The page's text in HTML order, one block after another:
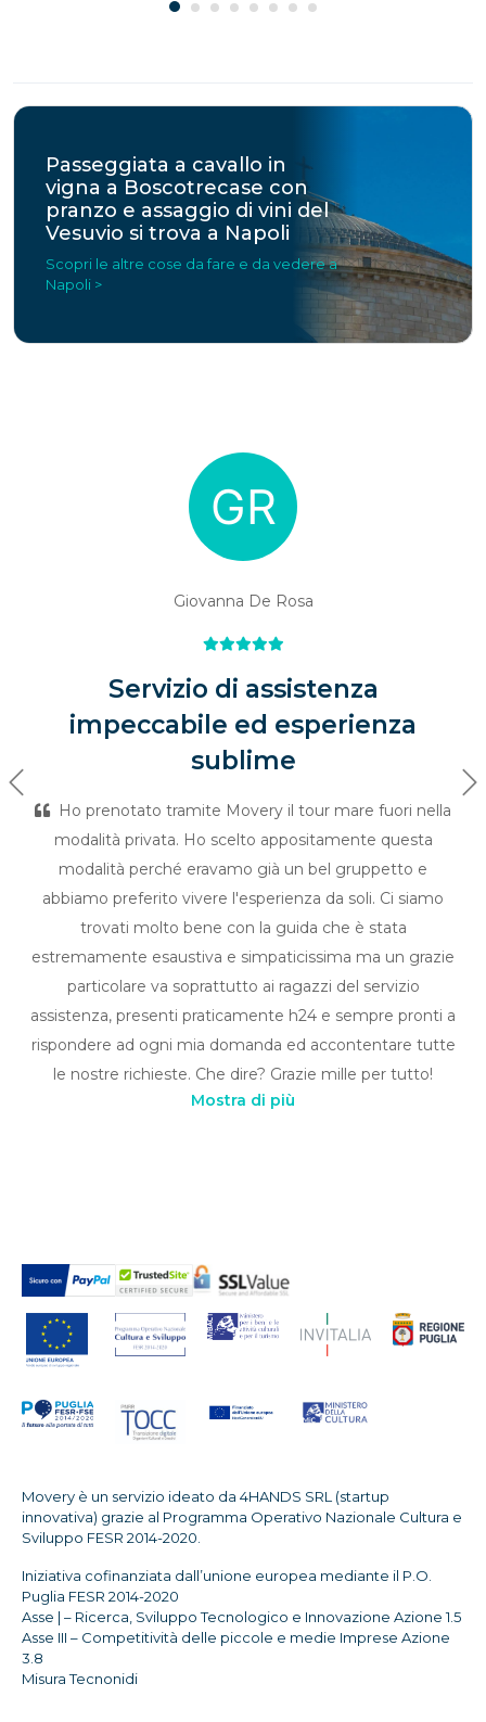
Passeggiata a cavallo in
vigna a Boscotrecase con
pranzo e assaggio di vini del
Vesuvio si trova a Napoli
Scopri le altre cose da fare e da vedere a
Napoli >
Giovanna De Rosa
Servizio di assistenza
impeccabile ed esperienza
sublime
Ho prenotato tramite Movery il tour mare fuori nella
modalità privata. Ho scelto appositamente questa
modalità perché eravamo già un bel gruppetto e
abbiamo preferito vivere l'esperienza da soli. Ci siamo
trovati molto bene con la guida che è stata
estremamente esaustiva e simpaticissima ma un grazie
particolare va soprattutto ai ragazzi del servizio
assistenza, presenti praticamente h24 e sempre pronti a
rispondere ad ogni mia domanda ed accontentare tutte
le nostre richieste. Che dire? Grazie mille per tutto!
Previous
Mostra di più
Movery è un servizio ideato da 4HANDS SRL (startup
innovativa) grazie al Programma Operativo Nazionale Cultura e
Sviluppo FESR 2014-2020.
Iniziativa cofinanziata dall’unione europea mediante il P.O.
Puglia FESR 2014-2020
Asse | – Ricerca, Sviluppo Tecnologico e Innovazione Azione 1.5
Asse III – Competitività delle piccole e medie Imprese Azione
3.8
Misura Tecnonidi